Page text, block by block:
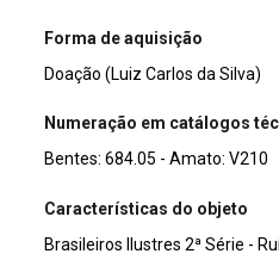
Forma de aquisição
Doação (Luiz Carlos da Silva)
Numeração em catálogos
Bentes: 684.05 - Amato: V210
Características do objeto
Brasileiros Ilustres 2ª Série -